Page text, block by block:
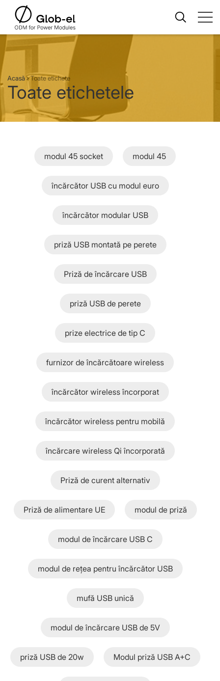
Acasă Toate etichete
Toate etichetele
modul 45 socket modul 45
încărcător USB cu modul euro
încărcător modular USB
priză USB montată pe perete
Priză de încărcare USB
priză USB de perete
prize electrice de tip C
furnizor de încărcătoare wireless
încărcător wireless încorporat
încărcător wireless pentru mobilă
încărcare wireless Qi încorporată
Priză de curent alternativ
Priză de alimentare UE modul de priză
modul de încărcare USB C
modul de rețea pentru încărcător USB
mufă USB unică
modul de încărcare USB de 5V
priză USB de 20w Modul priză USB A+C